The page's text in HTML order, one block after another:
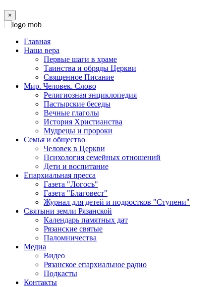
×
Главная
Наша вера
Первые шаги в храме
Таинства и обряды Церкви
Священное Писание
Мир. Человек. Слово
Религиозная энциклопедия
Пастырские беседы
Вечные глаголы
История Христианства
Мудрецы и пророки
Семья и общество
Человек в Церкви
Психология семейных отношений
Дети и воспитание
Епархиальная пресса
Газета "Логосъ"
Газета "Благовест"
Журнал для детей и подростков "Ступени"
Святыни земли Рязанской
Календарь памятных дат
Рязанские святые
Паломничества
Медиа
Видео
Рязанское епархиальное радио
Подкасты
Контакты